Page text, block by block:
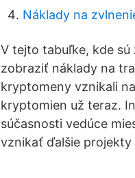
Náklady na
V tejto tabuľke, kde sú
zobraziť náklady na
kryptomeny vznikali
kryptomien už teraz.
súčasnosti vedúce
vznikať ďalšie projekty